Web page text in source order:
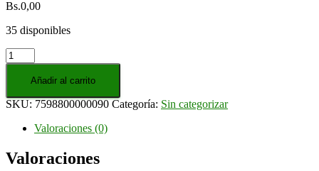
Bs.0,00
35 disponibles
COR-
INA
81MG
30
JDPHARMA
Añadir al carrito
SKU: 7598800000090 Categoría: Sin categorizar
Valoraciones (0)
Valoraciones